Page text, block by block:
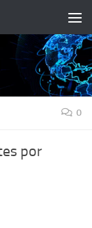
0
por